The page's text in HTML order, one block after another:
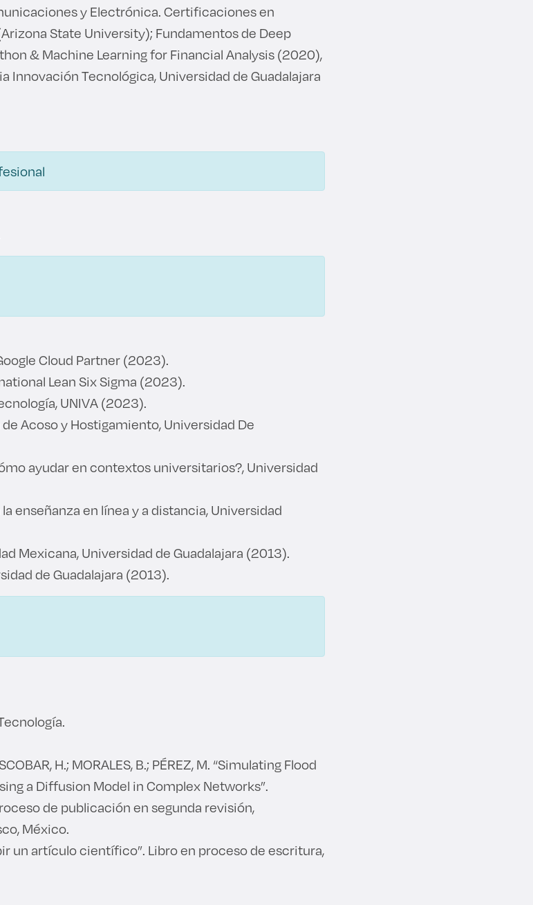
y Electrónica. Certificaciones en
State University); Fundamentos de Deep
& Machine Learning for Financial Analysis (2020),
Innovación Tecnológica, Universidad de Guadalajara
Cloud Partner (2023).
Lean Six Sigma (2023).
UNIVA (2023).
Acoso y Hostigamiento, Universidad De
ayudar en contextos universitarios?, Universidad
enseñanza en línea y a distancia, Universidad
Mexicana, Universidad de Guadalajara (2013).
de Guadalajara (2013).
H.; MORALES, B.; PÉREZ, M. “Simulating Flood
a Diffusion Model in Complex Networks”.
de publicación en segunda revisión,
México.
un artículo científico”. Libro en proceso de escritura,